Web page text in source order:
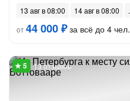
13 авг в 08:00
14 авг в 08:00
от44 000 ₽за всё до 4 чел.
13 отзывов